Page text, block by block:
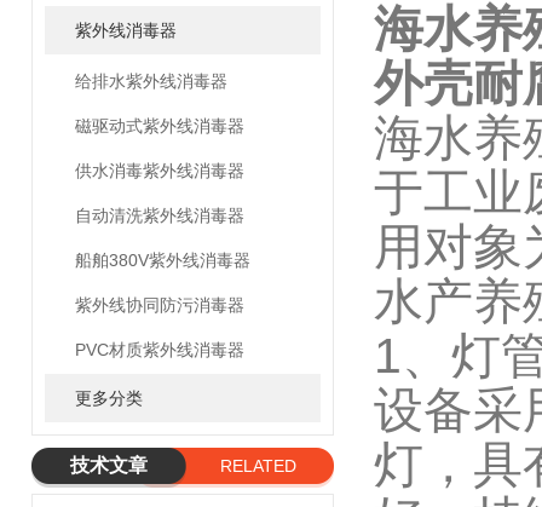
紫外线消毒器
给排水紫外线消毒器
磁驱动式紫外线消毒器
供水消毒紫外线消毒器
自动清洗紫外线消毒器
船舶380V紫外线消毒器
紫外线协同防污消毒器
PVC材质紫外线消毒器
更多分类
技术文章
RELATED
海水养
外壳耐
海水养
于工业
用对象
水产养
1、灯
设备采
灯，具